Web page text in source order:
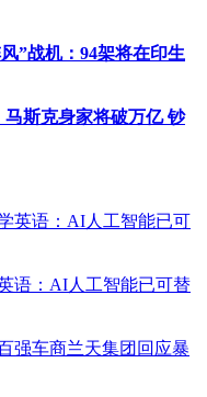
”战机：94架将在印生
斯克身家将破万亿 钞
语：AI人工智能已可替